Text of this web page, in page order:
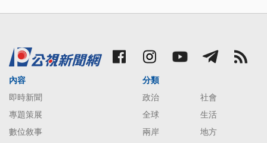
內容
即時新聞
專題策展
數位敘事
分類
政治
社會
全球
生活
兩岸
地方